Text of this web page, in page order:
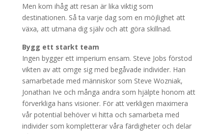
Men kom ihåg att resan är lika viktig som
destinationen. Så ta varje dag som en möjlighet att
växa, att utmana dig själv och att göra skillnad.
Bygg ett starkt team
Ingen bygger ett imperium ensam. Steve Jobs förstod
vikten av att omge sig med begåvade individer. Han
samarbetade med människor som Steve Wozniak,
Jonathan Ive och många andra som hjälpte honom att
förverkliga hans visioner. För att verkligen maximera
vår potential behöver vi hitta och samarbeta med
individer som kompletterar våra färdigheter och delar